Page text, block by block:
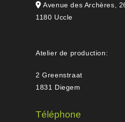
Avenue des Archères,
1180 Uccle
Atelier de production:
2 Greenstraat
1831 Diegem
Téléphone